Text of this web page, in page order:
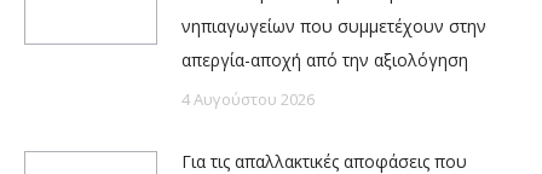
νηπιαγωγείων που συμμετέχουν στην
απεργία-αποχή από την αξιολόγηση
4 Αυγούστου 2026
Για τις απαλλακτικές αποφάσεις που